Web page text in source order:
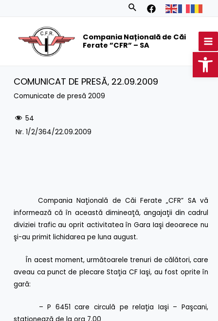
Search
Compania Națională de Căi
Ferate ”CFR” – SA
COMUNICAT DE PRESĂ‚ 22.09.2009
Comunicate de presă 2009
54
Nr. 1/2/364/22.09.2009
Compania Naţională de Căi Ferate „CFR” SA vă
informează că în această dimineaţă, angajaţii din cadrul
diviziei trafic au oprit activitatea în Gara Iaşi deoarece nu
şi-au primit lichidarea pe luna august.
În acest moment, următoarele trenuri de călători, care
aveau ca punct de plecare Staţia CF Iaşi, au fost oprite în
gară:
– P 6451 care circulă pe relaţia Iaşi – Paşcani,
staţionează de la ora 7.00